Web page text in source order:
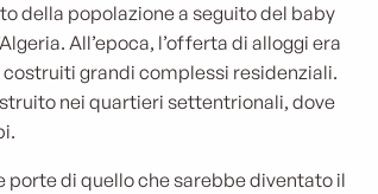
della popolazione a seguito del baby
All’epoca, l’offerta di alloggi era
grandi complessi residenziali.
nei quartieri settentrionali, dove
porte di quello che sarebbe diventato il